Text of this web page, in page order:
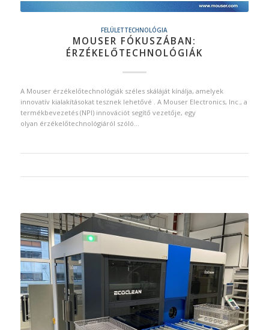
FELÜLETTECHNOLÓGIA
MOUSER FÓKUSZÁBAN:
ÉRZÉKELŐTECHNOLÓGIÁK
A Mouser érzékelőtechnológiák széles skáláját kínálja, amelyek
innovatív kialakításokat tesznek lehetővé . A Mouser Electronics, Inc., a
termékbevezetés (NPI) innovációt segítő vezetője, egy
olyan érzékelőtechnológiáról szóló…